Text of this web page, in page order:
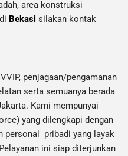
area konstruksi
Bekasi silakan kontak
penjagaan/pengamanan
serta semuanya berada
Kami mempunyai
yang dilengkapi dengan
personal pribadi yang layak
ini siap diterjunkan